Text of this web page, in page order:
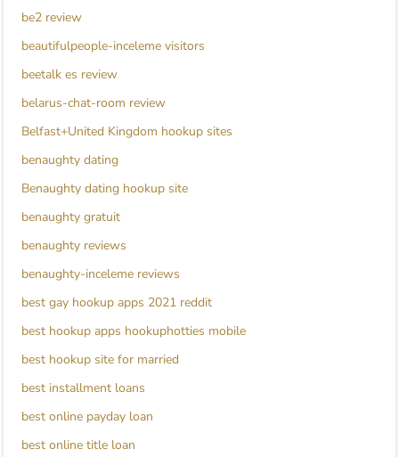
be2 review
beautifulpeople-inceleme visitors
beetalk es review
belarus-chat-room review
Belfast+United Kingdom hookup sites
benaughty dating
Benaughty dating hookup site
benaughty gratuit
benaughty reviews
benaughty-inceleme reviews
best gay hookup apps 2021 reddit
best hookup apps hookuphotties mobile
best hookup site for married
best installment loans
best online payday loan
best online title loan